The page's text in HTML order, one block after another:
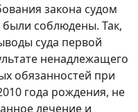
закона судом
соблюдены. Так,
суда первой
ненадлежащего
обязанностей при
года рождения, не
лечение и